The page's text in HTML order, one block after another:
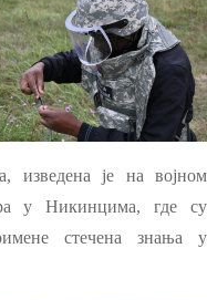
изведена је на војном
у Никинцима, где су
стечена знања у